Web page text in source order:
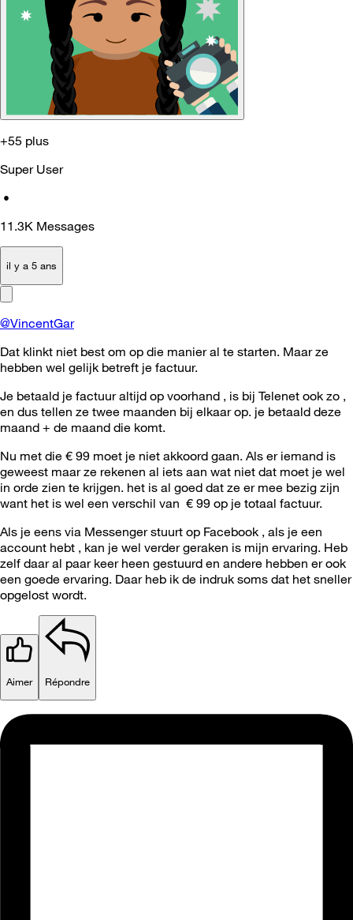
+55 plus
Super User
•
11.3K Messages
il y a 5 ans
@VincentGar
Dat klinkt niet best om op die manier al te starten. Maar ze
hebben wel gelijk betreft je factuur.
Je betaald je factuur altijd op voorhand , is bij Telenet ook zo ,
en dus tellen ze twee maanden bij elkaar op. je betaald deze
maand + de maand die komt.
Nu met die € 99 moet je niet akkoord gaan. Als er iemand is
geweest maar ze rekenen al iets aan wat niet dat moet je wel
in orde zien te krijgen. het is al goed dat ze er mee bezig zijn
want het is wel een verschil van € 99 op je totaal factuur.
Als je eens via Messenger stuurt op Facebook , als je een
account hebt , kan je wel verder geraken is mijn ervaring. Heb
zelf daar al paar keer heen gestuurd en andere hebben er ook
een goede ervaring. Daar heb ik de indruk soms dat het sneller
opgelost wordt.
Aimer Répondre